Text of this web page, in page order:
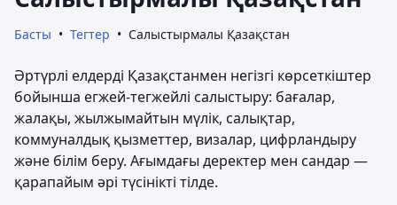
Басты Тегтер Салыстырмалы Қазақстан
Әртүрлі елдерді Қазақстанмен негізгі көрсеткіштер
бойынша егжей-тегжейлі салыстыру: бағалар,
жалақы, жылжымайтын мүлік, салықтар,
коммуналдық қызметтер, визалар, цифрландыру
және білім беру. Ағымдағы деректер мен сандар —
қарапайым әрі түсінікті тілде.